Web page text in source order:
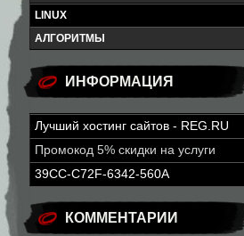
LINUX
АЛГОРИТМЫ
ИНФОРМАЦИЯ
Лучший хостинг сайтов - REG.RU
Промокод 5% скидки на услуги
39CC-C72F-6342-560A
КОММЕНТАРИИ